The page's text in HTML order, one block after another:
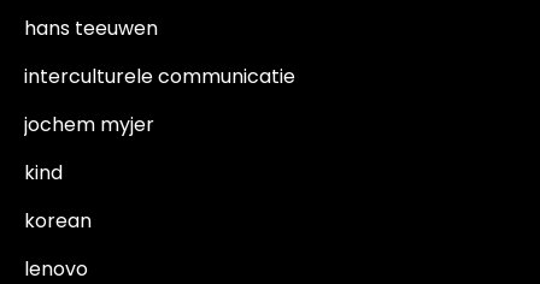
hans teeuwen
interculturele communicatie
jochem myjer
kind
korean
lenovo